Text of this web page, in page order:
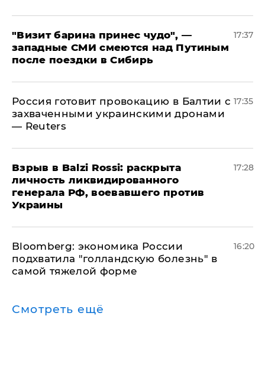
"Визит барина принес чудо", —
западные СМИ смеются над Путиным
после поездки в Сибирь
17:37
​Россия готовит провокацию в Балтии с
захваченными украинскими дронами
— Reuters
17:35
​Взрыв в Balzi Rossi: раскрыта
личность ликвидированного
генерала РФ, воевавшего против
Украины
17:28
Bloomberg: экономика России
подхватила "голландскую болезнь" в
самой тяжелой форме
16:20
Смотреть ещё